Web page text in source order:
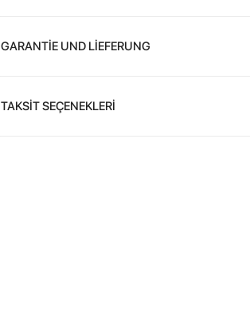
GARANTİE UND LİEFERUNG
TAKSİT SEÇENEKLERİ